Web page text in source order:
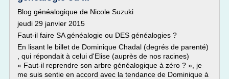
Blog généalogique de Nicole Suzuki
jeudi 29 janvier 2015
Faut-il faire SA généalogie ou DES généalogies ?
En lisant le billet de Dominique Chadal (degrés de parenté)
, qui répondait à celui d'Elise (auprès de nos racines)
« Faut-il reprendre son arbre généalogique à zéro ? », je
me suis sentie en accord avec la tendance de Dominique à